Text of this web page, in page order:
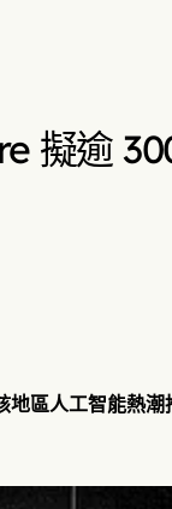
擬逾
區人工智能熱潮